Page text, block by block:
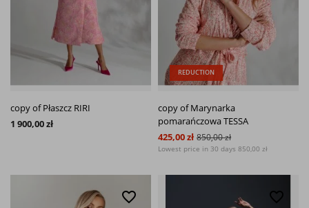
copy of Płaszcz RIRI
1 900,00 zł
REDUCTION
copy of Marynarka
pomarańczowa TESSA
425,00 zł 850,00 zł
Lowest price in 30 days 850,00 zł
favorite_border favorite_border